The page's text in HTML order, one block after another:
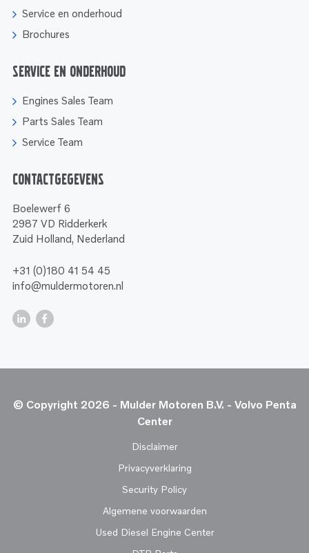
Service en onderhoud
Brochures
Service en onderhoud
Engines Sales Team
Parts Sales Team
Service Team
Contactgegevens
Boelewerf 6
2987 VD Ridderkerk
Zuid Holland, Nederland
+31 (0)180 41 54 45
info@muldermotoren.nl
© Copyright 2026 - Mulder Motoren B.V. - Volvo Penta
Center
Disclaimer
Privacyverklaring
Security Policy
Algemene voorwaarden
Used Diesel Engine Center